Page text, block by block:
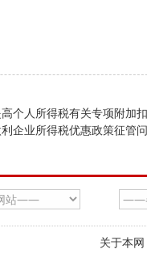
个人所得税有关专项附加
企业所得税优惠政策征管
关于本网